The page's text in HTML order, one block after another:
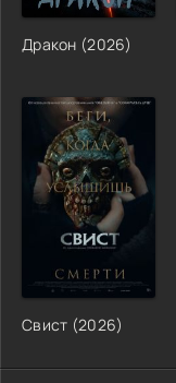
Дракон (2026)
Свист (2026)